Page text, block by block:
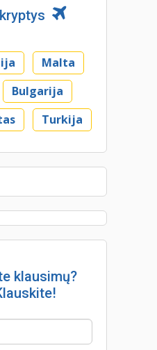
Malta
Bulgarija
Turkija
klausimų?